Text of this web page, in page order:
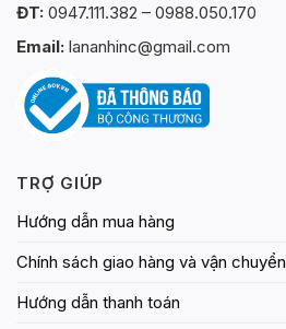
ĐT: 0947.111.382 – 0988.050.170
Email: lananhinc@gmail.com
TRỢ GIÚP
Hướng dẫn mua hàng
Chính sách giao hàng và vận chuyển
Hướng dẫn thanh toán